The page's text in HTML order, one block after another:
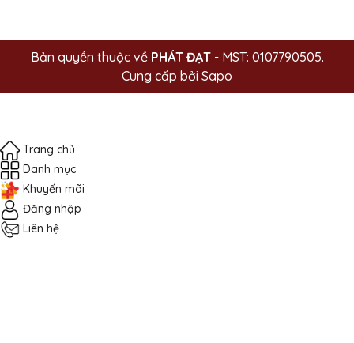
Bản quyền thuộc về PHÁT ĐẠT- MST: 0107790505.
Cung cấp bởi Sapo
Trang chủ
Danh mục
Khuyến mãi
Đăng nhập
Liên hệ